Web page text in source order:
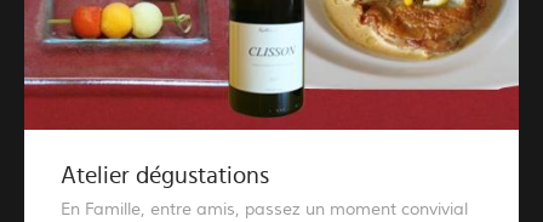
Atelier dégustations
En Famille, entre amis, passez un moment convivial